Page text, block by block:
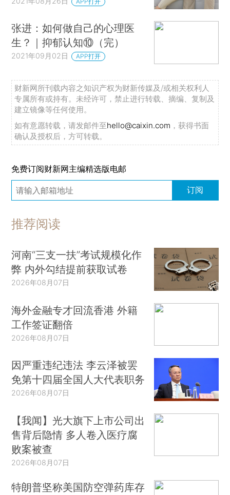
张进：如何做自己的心理医
生？｜抑郁认知⑩（完）
2021年09月02日 APP打开
财新网所刊载内容之知识产权为财新传媒及/或相关权利人
专属所有或持有。未经许可，禁止进行转载、摘编、复制及
建立镜像等任何使用。
如有意愿转载，请发邮件至hello@caixin.com ，获得书面
确认及授权后，方可转载。
免费订阅财新网主编精选版电邮
订阅
推荐阅读
河南“三支一扶”考试规模化作
弊 内外勾结提前获取试卷
2026年08月07日
海外金融专才回流香港 外籍
工作签证翻倍
2026年08月07日
因严重违纪违法 李云泽被罢
免第十四届全国人大代表职务
2026年08月07日
【我闻】光大旗下上市公司出
售背后隐情 多人卷入医疗腐
败案被查
2026年08月07日
特朗普坚称美国防空弹药库存